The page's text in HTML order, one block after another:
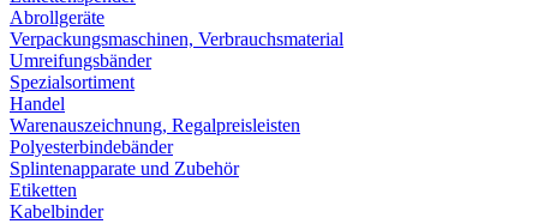
Abrollgeräte
Verpackungsmaschinen, Verbrauchsmaterial
Umreifungsbänder
Spezialsortiment
Handel
Warenauszeichnung, Regalpreisleisten
Polyesterbindebänder
Splintenapparate und Zubehör
Etiketten
Kabelbinder